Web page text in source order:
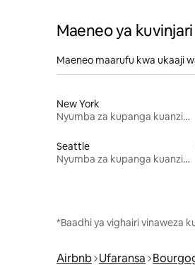
Maeneo ya kuvinjari
Maeneo maarufu kwa ukaaji
New York
Nyumba za kupanga kuanzia mwezi mmoja
Seattle
Nyumba za kupanga kuanzia mwezi mmoja
*Baadhi ya vighairi vinaweza
Airbnb Ufaransa